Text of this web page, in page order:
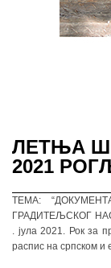
ЛЕТЊА
2021
ТЕМА:
ГРАДИТЕЉСКОГ
. јула 2021. Рок за
распис на српском и